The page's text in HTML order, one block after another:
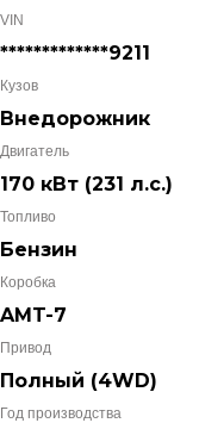
VIN
*************9211
Кузов
Внедорожник
Двигатель
170 кВт (231 л.с.)
Топливо
Бензин
Коробка
AMT-7
Привод
Полный (4WD)
Год производства